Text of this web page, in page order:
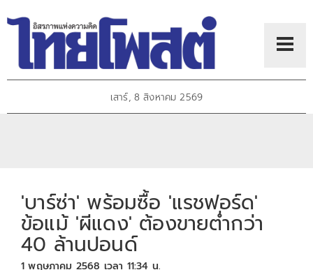
เสาร์, 8 สิงหาคม 2569
'บาร์ซ่า' พร้อมซื้อ 'แรชฟอร์ด'
ข้อแม้ 'ผีแดง' ต้องขายต่ำกว่า
40 ล้านปอนด์
1 พฤษภาคม 2568 เวลา 11:34 น.